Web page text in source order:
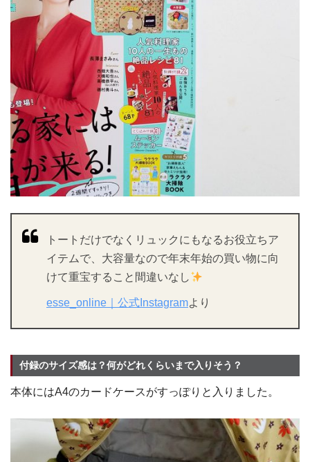
トートだけでなくリュックにもなるお役立ちア
イテムで、大容量なので年末年始の買い物に向
けて重宝すること間違いなし
esse_online｜公式Instagramより
付録のサイズ感は？何がどれくらいまで入りそう？
本体にはA4のカードケースがすっぽりと入りました。